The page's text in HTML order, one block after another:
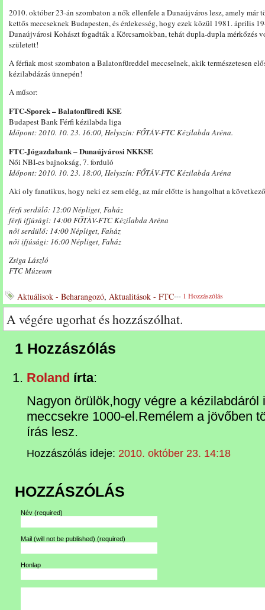
2010. október 23-án szombaton a nők ellenfele a Dunaújváros lesz, amely
kettős meccseknek Budapesten, és érdekesség, hogy ezek közül 1981. április
Dunaújvárosi Kohászt fogadták a Körcsarnokban, tehát dupla-dupla
született!
A férfiak most szombaton a Balatonfüreddel meccselnek, akik természetesen
kézilabdázás ünnepén!
A műsor:
FTC-Sporek – Balatonfüredi KSE
Budapest Bank Férfi kézilabda liga
Időpont: 2010. 10. 23. 16:00, Helyszín: FŐTÁV-FTC Kézilabda Aréna.
FTC-Jógazdabank – Dunaújvárosi NKKSE
Női NBI-es bajnokság, 7. forduló
Időpont: 2010. 10. 23. 18:00, Helyszín: FŐTÁV-FTC Kézilabda Aréna
Aki oly fanatikus, hogy neki ez sem elég, az már előtte is hangolhat a
férfi serdülő: 12:00 Népliget, Faház
férfi ifjúsági: 14:00 FŐTÁV-FTC Kézilabda Aréna
női serdülő: 14:00 Népliget, Faház
női ifjúsági: 16:00 Népliget, Faház
Zsiga László
FTC Múzeum
Aktuálisok - Beharangozó, Aktualitások - FTC--- 1 Hozzászólás
A végére ugorhat és hozzászólhat.
1 Hozzászólás
Roland írta:
Nagyon örülök,hogy végre a
meccsekre 1000-el.Remélem a jövőben
írás lesz.
Hozzászólás ideje: 2010. október 23. 14:18
HOZZÁSZÓLÁS
Név (required)
Mail (will not be published) (required)
Honlap